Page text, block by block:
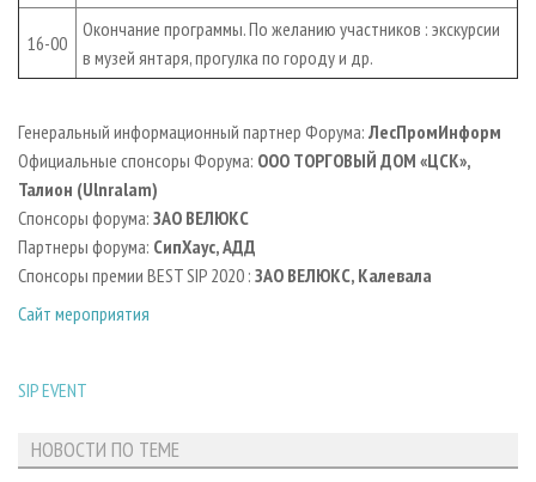
16-00
Окончание программы. По желанию участников : экскурсии
в музей янтаря, прогулка по городу и др.
Генеральный информационный партнер Форума: ЛесПромИнформ
Официальные спонсоры Форума: ООО ТОРГОВЫЙ ДОМ «ЦСК»,
Талион (Ulnralam)
Спонсоры форума: ЗАО ВЕЛЮКС
Партнеры форума: СипХаус, АДД
Спонсоры премии BEST SIP 2020 : ЗАО ВЕЛЮКС, Калевала
Сайт мероприятия
SIP EVENT
НОВОСТИ ПО ТЕМЕ